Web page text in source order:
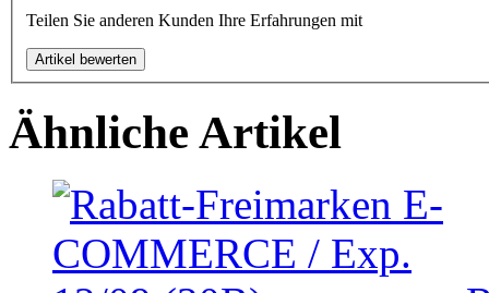
Teilen Sie anderen Kunden Ihre Erfahrungen mit
Ähnliche Artikel